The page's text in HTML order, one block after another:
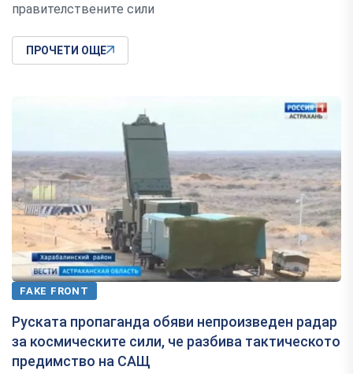
правителствените сили
ПРОЧЕТИ ОЩЕ
FAKE FRONT
Руската пропаганда обяви непроизведен радар
за космическите сили, че разбива тактическото
предимство на САЩ